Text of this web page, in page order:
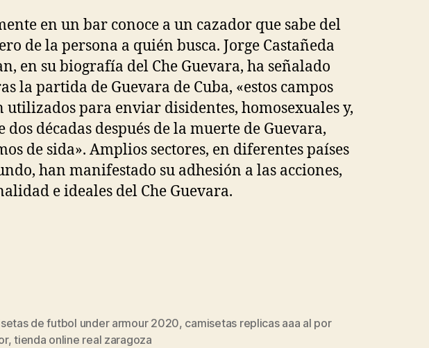
en un bar conoce a un cazador que sabe del
de la persona a quién busca. Jorge Castañeda
en su biografía del Che Guevara, ha señalado
la partida de Guevara de Cuba, «estos campos
utilizados para enviar disidentes, homosexuales y,
dos décadas después de la muerte de Guevara,
de sida». Amplios sectores, en diferentes países
han manifestado su adhesión a las acciones,
e ideales del Che Guevara.
de futbol under armour 2020, camisetas replicas aaa al por
,tienda online real zaragoza